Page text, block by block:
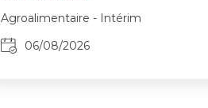
Agroalimentaire - Intérim
06/08/2026